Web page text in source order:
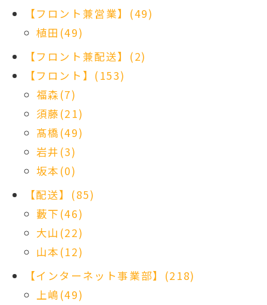
【フロント兼営業】(49)
植田(49)
【フロント兼配送】(2)
【フロント】(153)
福森(7)
須藤(21)
髙橋(49)
岩井(3)
坂本(0)
【配送】(85)
藪下(46)
大山(22)
山本(12)
【インターネット事業部】(218)
上嶋(49)